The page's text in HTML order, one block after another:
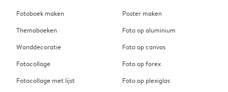
Fotoboek maken
Themaboeken
Wanddecoratie
Fotocollage
Fotocollage met lijst
Poster maken
Foto op aluminium
Foto op canvas
Foto op forex
Foto op plexiglas